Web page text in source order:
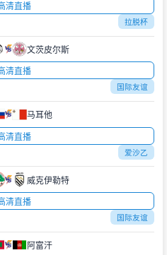
清直播
拉脱杯
文茨皮尔斯
清直播
国际友谊
马耳他
清直播
爱沙乙
威克伊勒特
清直播
国际友谊
阿富汗